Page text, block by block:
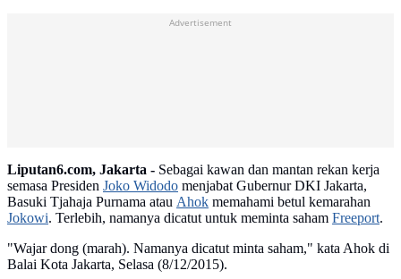
Advertisement
Liputan6.com, Jakarta - Sebagai kawan dan mantan rekan kerja
semasa Presiden Joko Widodo menjabat Gubernur DKI Jakarta,
Basuki Tjahaja Purnama atau Ahok memahami betul kemarahan
Jokowi. Terlebih, namanya dicatut untuk meminta saham Freeport.
"Wajar dong (marah). Namanya dicatut minta saham," kata Ahok di
Balai Kota Jakarta, Selasa (8/12/2015).